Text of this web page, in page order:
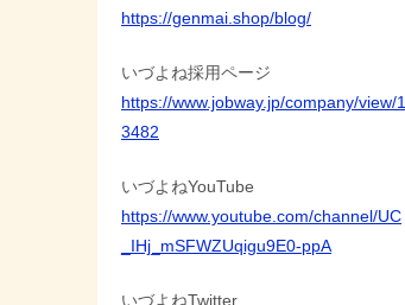
https://genmai.shop/blog/
いづよね採用ページ
https://www.jobway.jp/company/view/1
3482
いづよねYouTube
https://www.youtube.com/channel/UC
_IHj_mSFWZUqigu9E0-ppA
いづよねTwitter